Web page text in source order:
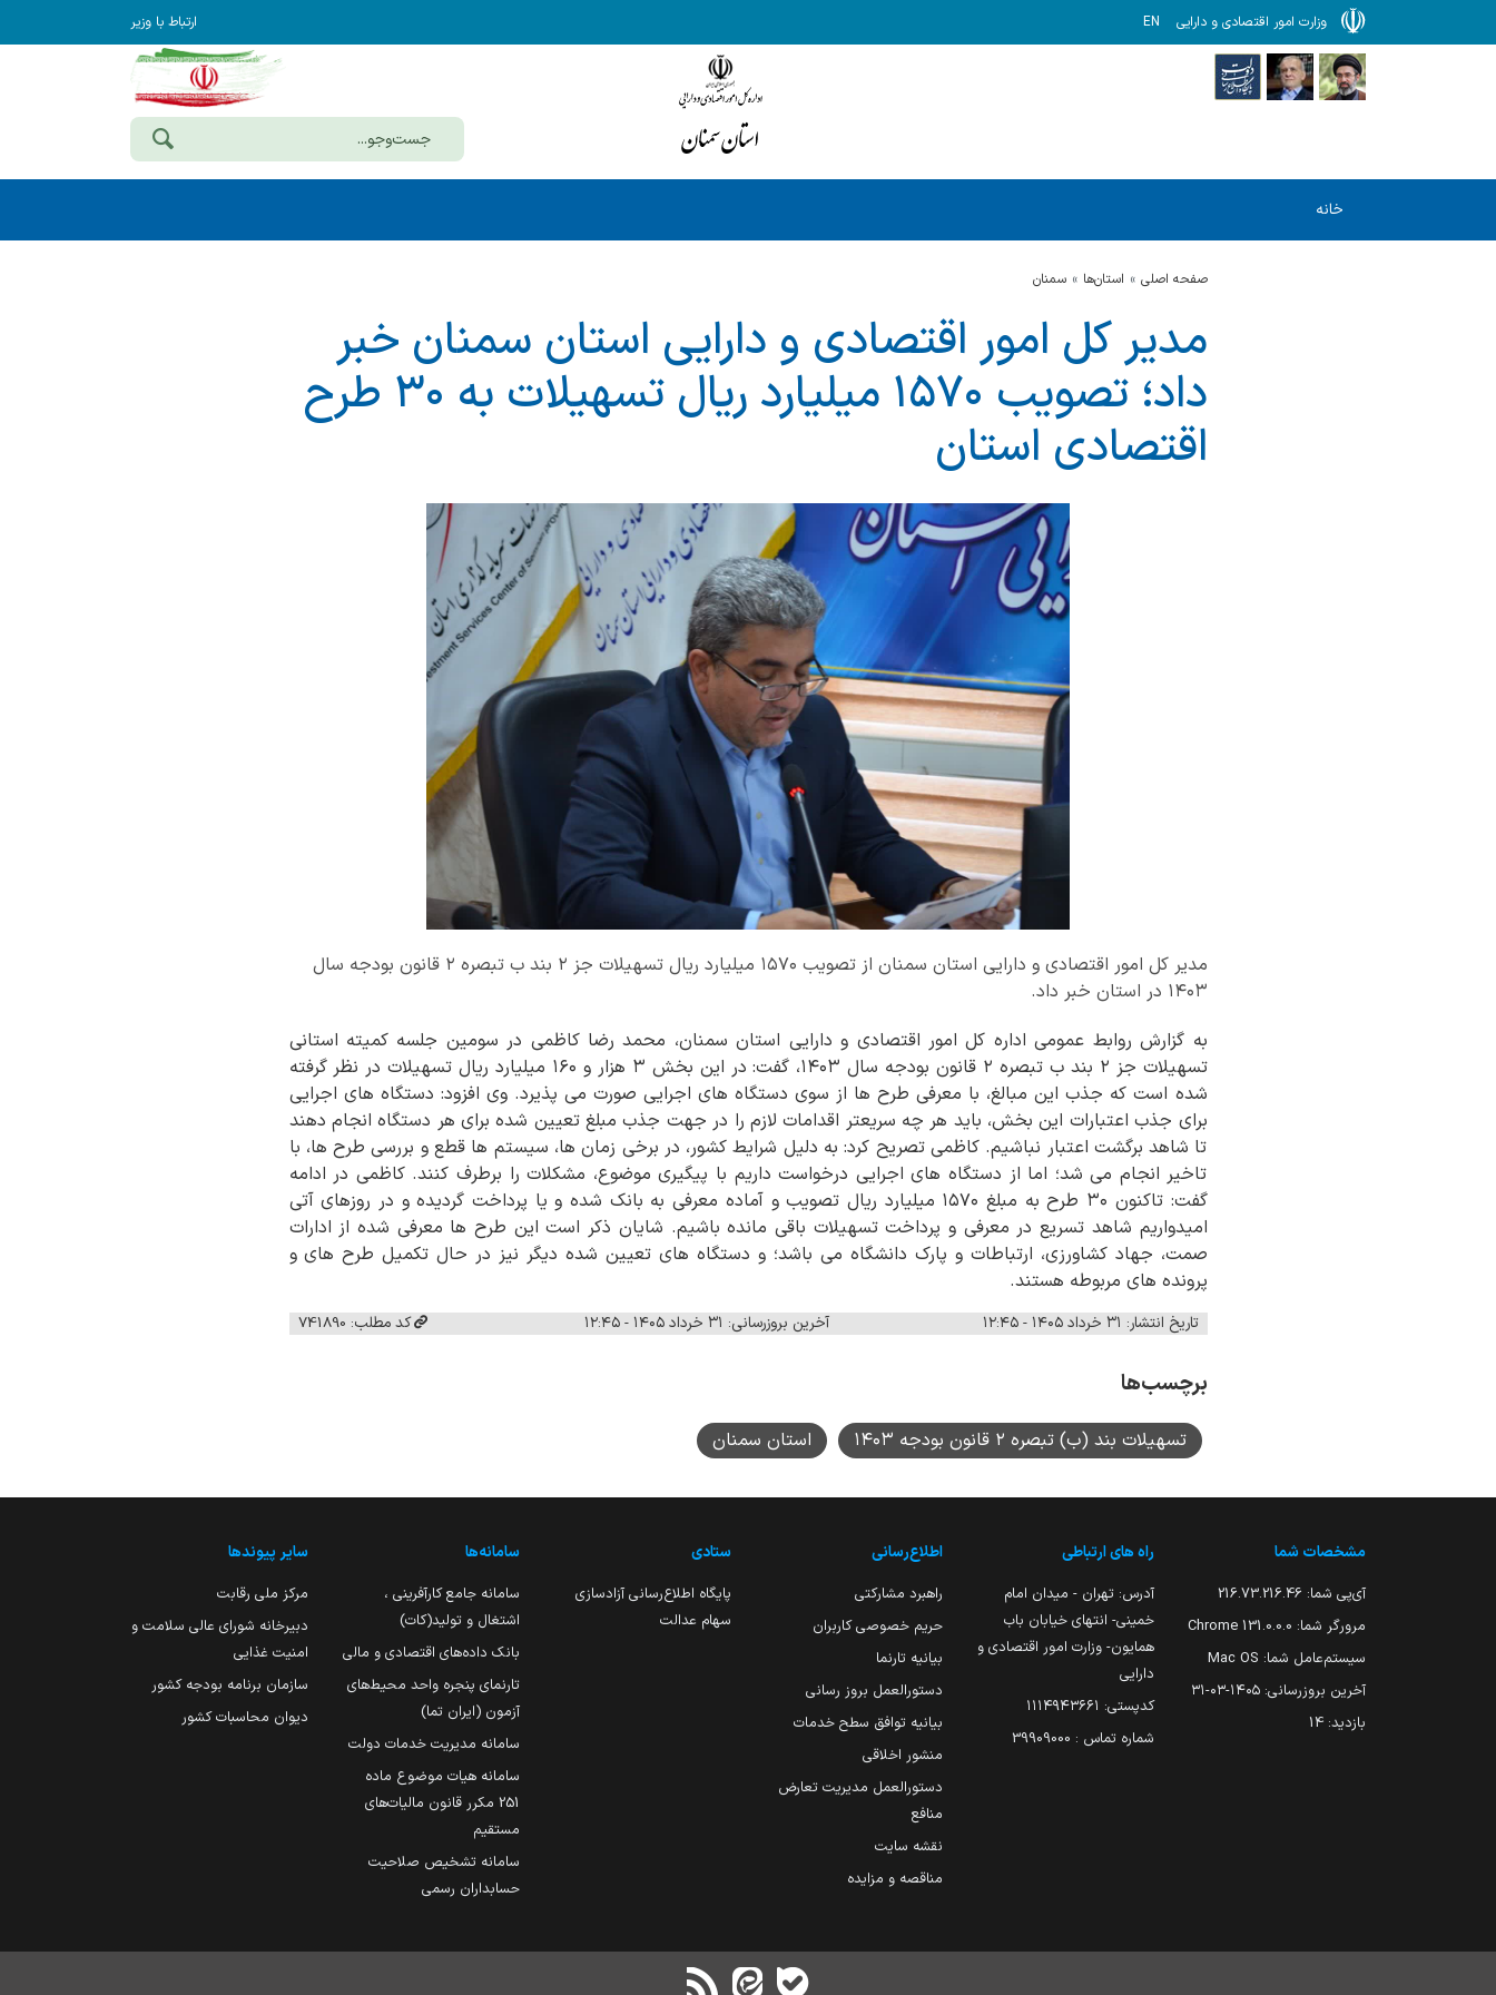
وزارت امور اقتصادی و دارایی EN ارتباط با وزیر
خانه
صفحه اصلی استان‌ها سمنان
مدیر کل امور اقتصادی و دارایی استان سمنان خبر
داد؛ تصویب ۱۵۷۰ میلیارد ریال تسهیلات به ۳۰ طرح
اقتصادی استان
مدیر کل امور اقتصادی و دارایی استان سمنان از تصویب ۱۵۷۰ میلیارد ریال تسهیلات جز ۲ بند ب تبصره ۲ قانون بودجه سال
۱۴۰۳ در استان خبر داد.
به گزارش روابط عمومی اداره کل امور اقتصادی و دارایی استان سمنان، محمد رضا کاظمی در سومین جلسه کمیته استانی
تسهیلات جز ۲ بند ب تبصره ۲ قانون بودجه سال ۱۴۰۳، گفت: در این بخش ۳ هزار و ۱۶۰ میلیارد ریال تسهیلات در نظر گرفته
شده است که جذب این مبالغ، با معرفی طرح ها از سوی دستگاه های اجرایی صورت می پذیرد. وی افزود: دستگاه های اجرایی
برای جذب اعتبارات این بخش، باید هر چه سریعتر اقدامات لازم را در جهت جذب مبلغ تعیین شده برای هر دستگاه انجام دهند
تا شاهد برگشت اعتبار نباشیم. کاظمی تصریح کرد: به دلیل شرایط کشور، در برخی زمان ها، سیستم ها قطع و بررسی طرح ها، با
تاخیر انجام می شد؛ اما از دستگاه های اجرایی درخواست داریم با پیگیری موضوع، مشکلات را برطرف کنند. کاظمی در ادامه
گفت: تاکنون ۳۰ طرح به مبلغ ۱۵۷۰ میلیارد ریال تصویب و آماده معرفی به بانک شده و یا پرداخت گردیده و در روزهای آتی
امیدواریم شاهد تسریع در معرفی و پرداخت تسهیلات باقی مانده باشیم. شایان ذکر است این طرح ها معرفی شده از ادارات
صمت، جهاد کشاورزی، ارتباطات و پارک دانشگاه می باشد؛ و دستگاه های تعیین شده دیگر نیز در حال تکمیل طرح های و
پرونده های مربوطه هستند.
تاریخ انتشار: ۳۱ خرداد ۱۴۰۵ - ۱۲:۴۵ آخرین بروزرسانی: ۳۱ خرداد ۱۴۰۵ - ۱۲:۴۵ کد مطلب: 741890
برچسب‌ها
تسهیلات بند (ب) تبصره ۲ قانون بودجه ۱۴۰۳ استان سمنان
مشخصات شما
آی‌پی شما: 216.73.216.46
مرورگر شما: 131.0.0.0 Chrome
سیستم‌عامل شما: Mac OS
آخرین بروزرسانی: ۱۴۰۵-۰۳-۳۱
بازدید: 14
راه های ارتباطی
آدرس: تهران - میدان امام
خمینی- انتهای خیابان باب
همایون- وزارت امور اقتصادی و
دارایی
کدپستی: ۱۱۱۴۹۴۳۶۶۱
شماره تماس : 39909000
اطلاع‌رسانی
راهبرد مشارکتی
حریم خصوصی کاربران
بیانیه تارنما
دستورالعمل بروز رسانی
بیانیه توافق سطح خدمات
منشور اخلاقی
دستورالعمل مدیریت تعارض
منافع
نقشه سایت
مناقصه و مزایده
ستادی
پایگاه اطلاع‌رسانی آزادسازی
سهام عدالت
سامانه‌ها
سامانه جامع کارآفرینی ،
اشتغال و تولید(کات)
بانک داده‌های اقتصادی و مالی
تارنمای پنجره واحد محیط‌های
آزمون (ایران تما)
سامانه مدیریت خدمات دولت
سامانه هیات موضوع ماده
251 مکرر قانون مالیات‌های
مستقیم
سامانه تشخیص صلاحیت
حسابداران رسمی
سایر پیوندها
مرکز ملی رقابت
دبیرخانه شورای عالی سلامت و
امنیت غذایی
سازمان برنامه بودجه کشور
دیوان محاسبات کشور